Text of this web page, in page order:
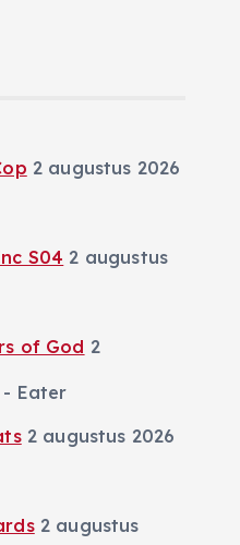
2 augustus 2026
S04 2 augustus
of God 2
- Eater
2 augustus 2026
2 augustus